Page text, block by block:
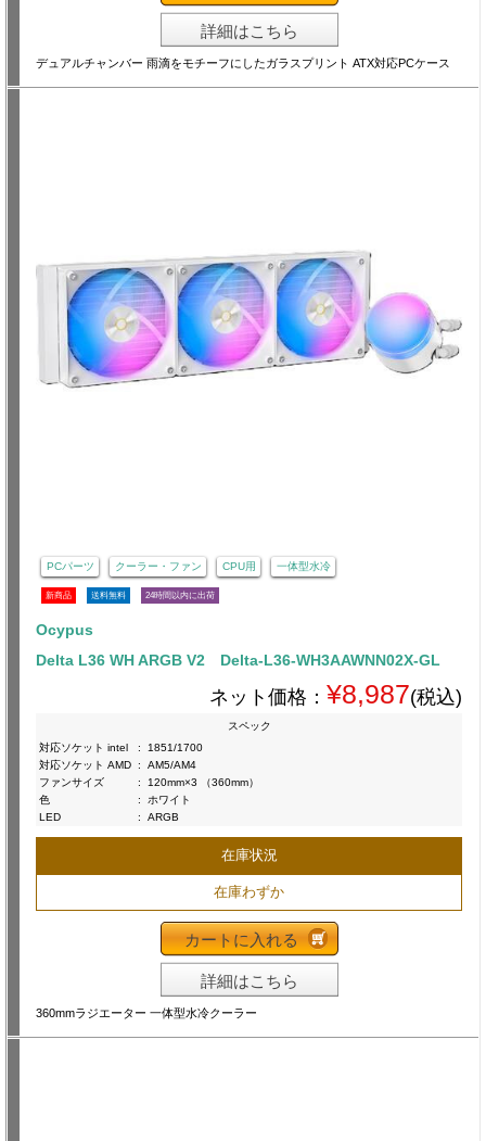
詳細はこちら
デュアルチャンバー 雨滴をモチーフにしたガラスプリント ATX対応PCケース
PCパーツ クーラー・ファン CPU用 一体型水冷
新商品 送料無料 24時間以内に出荷
Ocypus
Delta L36 WH ARGB V2 Delta-L36-WH3AAWNN02X-GL
ネット価格： ¥8,987(税込)
スペック
対応ソケット intel
:
1851/1700
対応ソケット AMD :
AM5/AM4
ファンサイズ
:
120mm×3 （360mm）
色
:
ホワイト
LED
: ARGB
在庫状況
在庫わずか
カートに入れる
詳細はこちら
360mmラジエーター 一体型水冷クーラー